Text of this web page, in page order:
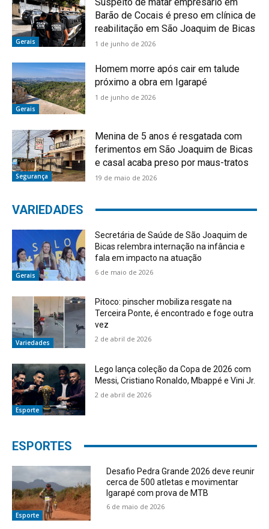
Gerais
Barão de Cocais é preso em clínica de
reabilitação em São Joaquim de Bicas
1 de junho de 2026
Gerais
Homem morre após cair em talude
próximo a obra em Igarapé
1 de junho de 2026
Segurança
Menina de 5 anos é resgatada com
ferimentos em São Joaquim de Bicas
e casal acaba preso por maus-tratos
19 de maio de 2026
VARIEDADES
Gerais
Secretária de Saúde de São Joaquim de
Bicas relembra internação na infância e
fala em impacto na atuação
6 de maio de 2026
Variedades
Pitoco: pinscher mobiliza resgate na
Terceira Ponte, é encontrado e foge outra
vez
2 de abril de 2026
Esporte
Lego lança coleção da Copa de 2026 com
Messi, Cristiano Ronaldo, Mbappé e Vini Jr.
2 de abril de 2026
ESPORTES
Esporte
Desafio Pedra Grande 2026 deve reunir
cerca de 500 atletas e movimentar
Igarapé com prova de MTB
6 de maio de 2026